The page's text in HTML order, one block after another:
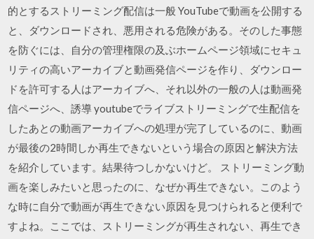
的とするストリーミング配信は一般 YouTubeで動画を公開する
と、ダウンロードされ、悪用される危険がある。そのした事態
を防ぐには、自分の管理権限の及ぶホームページ領域にセキュ
リティの高いアーカイブと動画発信ページを作り、ダウンロー
ドを許可する人はアーカイブへ、それ以外の一般の人は動画発
信ページへ、誘導 youtubeでライブストリーミングで生配信を
したあとの動画アーカイブへの処理が完了しているのに、動画
が最後の2時間しか再生できないという場合の原因と解決方法
を紹介しています。結果待つしかないけど。 ストリーミング動
画を楽しみたいと思ったのに、なぜか再生できない。このよう
な時に自分で動画が再生できない原因を見つけられると便利で
すよね。ここでは、ストリーミングが再生されない、再生でき